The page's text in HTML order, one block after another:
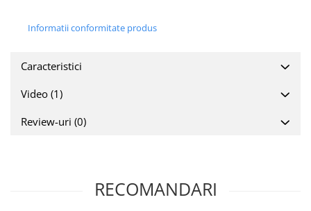
Informatii conformitate produs
Caracteristici
Video (1)
Review-uri (0)
RECOMANDARI